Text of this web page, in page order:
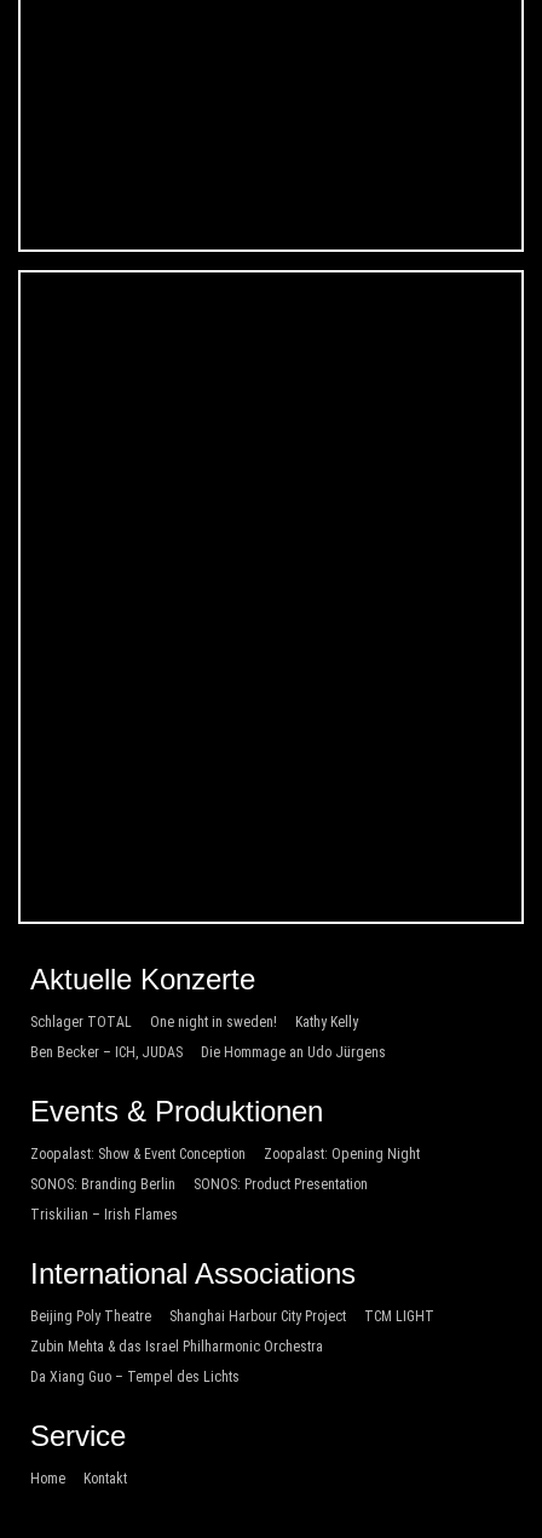
Aktuelle Konzerte
Schlager TOTAL One night in sweden!
Kathy Kelly
Ben Becker – ICH, JUDAS
Die Hommage an Udo Jürgens
Events & Produktionen
Zoopalast: Show & Event Conception
Zoopalast: Opening Night
SONOS: Branding Berlin
SONOS: Product Presentation
Triskilian – Irish Flames
International Associations
Beijing Poly Theatre Shanghai Harbour City Project
TCM LIGHT
Zubin Mehta & das Israel Philharmonic Orchestra
Da Xiang Guo – Tempel des Lichts
Service
Home Kontakt